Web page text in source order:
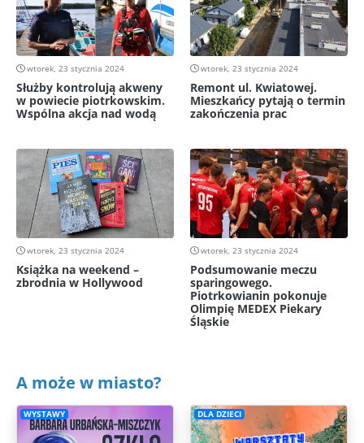
wtorek, 23 stycznia 2024
Służby kontrolują akweny
w powiecie piotrkowskim.
Wspólna akcja nad wodą
wtorek, 23 stycznia 2024
Remont ul. Kwiatowej.
Mieszkańcy pytają o termin
zakończenia prac
wtorek, 23 stycznia 2024
Książka na weekend –
zbrodnia w Hollywood
wtorek, 23 stycznia 2024
Podsumowanie meczu
sparingowego.
Piotrkowianin pokonuje
Olimpię MEDEX Piekary
Śląskie
A może w miasto?
WYSTAWY DLA DZIECI